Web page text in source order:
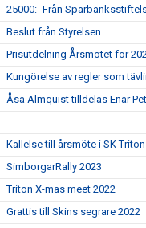
25000:- Från
Beslut från Styrelsen
Prisutdelning Årsmötet för
Kungörelse av regler som
Åsa Almquist tilldelas Enar
Kallelse till årsmöte i SK
SimborgarRally 2023
Triton X-mas meet 2022
Grattis till Skins segrare 2022